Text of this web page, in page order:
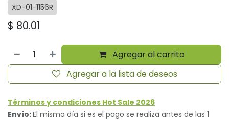
XD-01-1156R
$ 80.01
Agregar al carrito
Agregar a la lista de deseos
Términos y condiciones Hot Sale 2026
Envío:El mismo día si es el pago se realiza antes de las 1